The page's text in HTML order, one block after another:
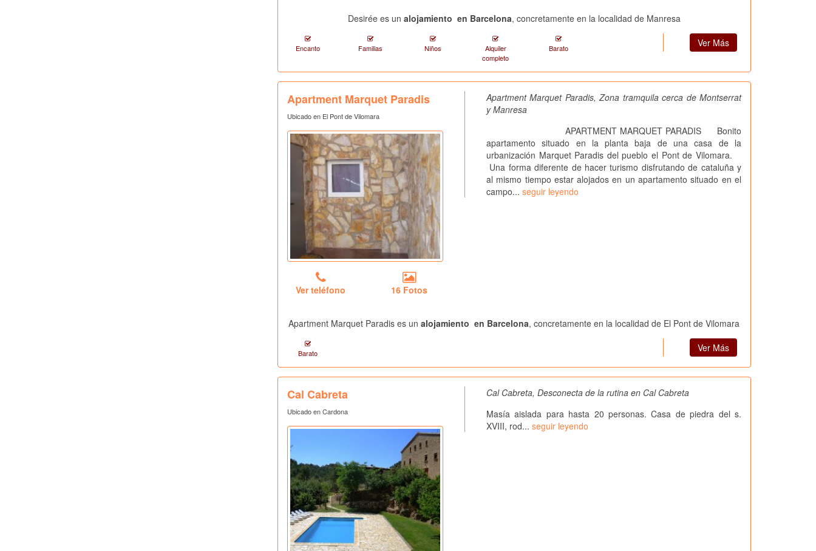
Desirée es un alojamiento en Barcelona, concretamente en la localidad de Manresa
Encanto Familias Niños
Alquiler
completo
Barato Ver Más
Apartment Marquet Paradis
Ubicado en El Pont de Vilomara
Ver teléfono 16 Fotos
Apartment Marquet Paradis, Zona tramquila cerca de Montserrat
y Manresa
APARTMENT MARQUET PARADIS Bonito
apartamento situado en la planta baja de una casa de la
urbanización Marquet Paradis del pueblo el Pont de Vilomara.
Una forma diferente de hacer turismo disfrutando de cataluña y
al mismo tiempo estar alojados en un apartamento situado en el
campo... seguir leyendo
Apartment Marquet Paradis es unalojamiento en Barcelona, concretamente en la localidad de El Pont de Vilomara
Barato Ver Más
Cal Cabreta
Ubicado en Cardona
Cal Cabreta, Desconecta de la rutina en Cal Cabreta
Masía aislada para hasta 20 personas. Casa de piedra del s.
XVIII, rod... seguir leyendo